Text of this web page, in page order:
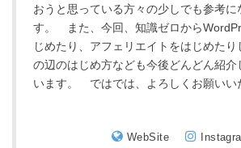
おうと思っている方々の少しでも参考に
す。 また、今回、知識ゼロから
じめたり、アフェリエイトをはじめた
の辺のはじめ方なども今後どんどん紹介
います。 ではでは、よろしくお願いい
WebSite